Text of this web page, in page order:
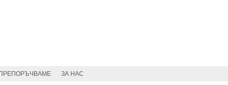
ПРЕПОРЪЧВАМЕ ЗА НАС